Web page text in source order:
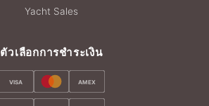
Yacht Sales
ตัวเลือกการชำระเงิน
VISA AMEX